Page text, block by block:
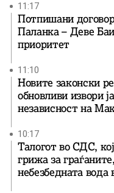
11:17
Потпишани
Паланка – Деве
приоритет
11:10
Новите законски
обновливи извори
независност на
10:17
Талогот во СДС,
грижа за
небезбедната вода